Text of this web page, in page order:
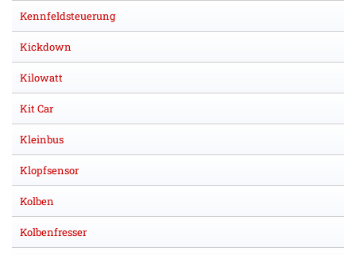
Kennfeldsteuerung
Kickdown
Kilowatt
Kit Car
Kleinbus
Klopfsensor
Kolben
Kolbenfresser